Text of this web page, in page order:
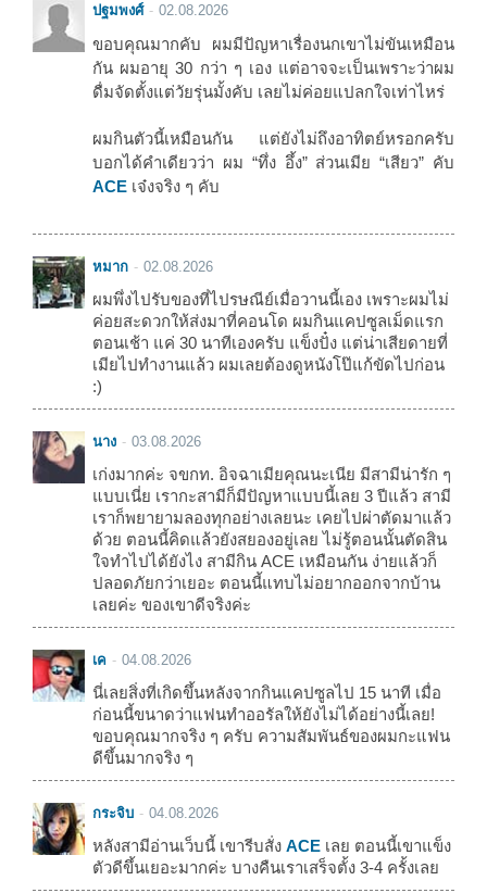
ปฐมพงศ์ 02.08.2026
ขอบคุณมากคับ ผมมีปัญหาเรื่องนกเขาไม่ขันเหมือน
กัน ผมอายุ 30 กว่า ๆ เอง แต่อาจจะเป็นเพราะว่าผม
ดื่มจัดตั้งแต่วัยรุ่นมั้งคับ เลยไม่ค่อยแปลกใจเท่าไหร่
ผมกินตัวนี้เหมือนกัน แต่ยังไม่ถึงอาทิตย์หรอกครับ
บอกได้คำเดียวว่า ผม “ทึ่ง อึ้ง” ส่วนเมีย “เสียว” คับ
ACE เจ๋งจริง ๆ คับ
หมาก 02.08.2026
ผมพึ่งไปรับของที่ไปรษณีย์เมื่อวานนี้เอง เพราะผมไม่
ค่อยสะดวกให้ส่งมาที่คอนโด ผมกินแคปซูลเม็ดแรก
ตอนเช้า แค่ 30 นาทีเองครับ แข็งปั๋ง แต่น่าเสียดายที่
เมียไปทำงานแล้ว ผมเลยต้องดูหนังโป๊แก้ขัดไปก่อน
:)
นาง 03.08.2026
เก่งมากค่ะ จขกท. อิจฉาเมียคุณนะเนีย มีสามีน่ารัก ๆ
แบบเนี่ย เรากะสามีก็มีปัญหาแบบนี้เลย 3 ปีแล้ว สามี
เราก็พยายามลองทุกอย่างเลยนะ เคยไปผ่าตัดมาแล้ว
ด้วย ตอนนี้คิดแล้วยังสยองอยู่เลย ไม่รู้ตอนนั้นตัดสิน
ใจทำไปได้ยังไง สามีกิน ACE เหมือนกัน ง่ายแล้วก็
ปลอดภัยกว่าเยอะ ตอนนี้แทบไม่อยากออกจากบ้าน
เลยค่ะ ของเขาดีจริงค่ะ
เค 04.08.2026
นี่เลยสิ่งที่เกิดขึ้นหลังจากกินแคปซูลไป 15 นาที เมื่อ
ก่อนนี้ขนาดว่าแฟนทำออรัลให้ยังไม่ได้อย่างนี้เลย!
ขอบคุณมากจริง ๆ ครับ ความสัมพันธ์ของผมกะแฟน
ดีขึ้นมากจริง ๆ
กระจิบ 04.08.2026
หลังสามีอ่านเว็บนี้ เขารีบสั่ง ACE เลย ตอนนี้เขาแข็ง
ตัวดีขึ้นเยอะมากค่ะ บางคืนเราเสร็จตั้ง 3-4 ครั้งเลย